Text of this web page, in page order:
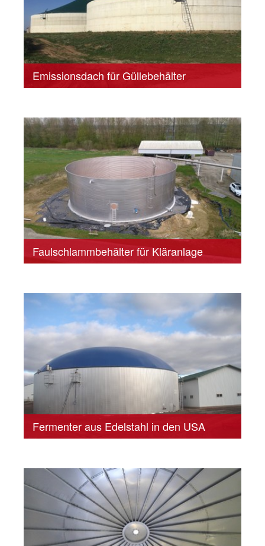
Emissionsdach für Güllebehälter
Faulschlammbehälter für Kläranlage
Fermenter aus Edelstahl in den USA